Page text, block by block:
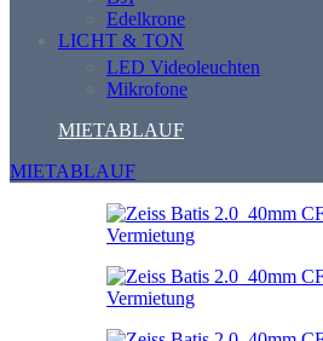
Edelkrone
LICHT & TON
LED Videoleuchten
Mikrofone
MIETABLAUF
MIETABLAUF